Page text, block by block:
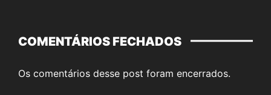
COMENTÁRIOS FECHADOS
Os comentários desse post foram encerrados.